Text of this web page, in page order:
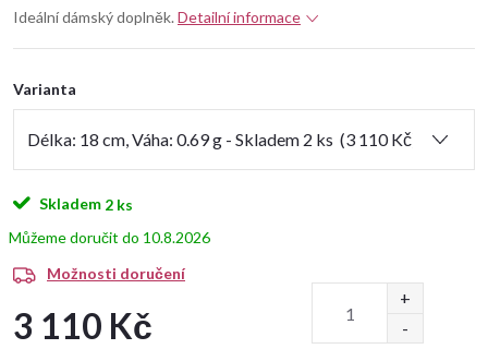
Ideální dámský doplněk. Detailní informace
Varianta
Skladem 2 ks
10.8.2026
Možnosti doručení
3 110 Kč